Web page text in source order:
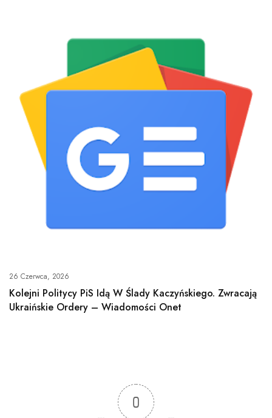
26 Czerwca, 2026
Kolejni Politycy PiS Idą W Ślady Kaczyńskiego. Zwracają
Ukraińskie Ordery – Wiadomości Onet
0